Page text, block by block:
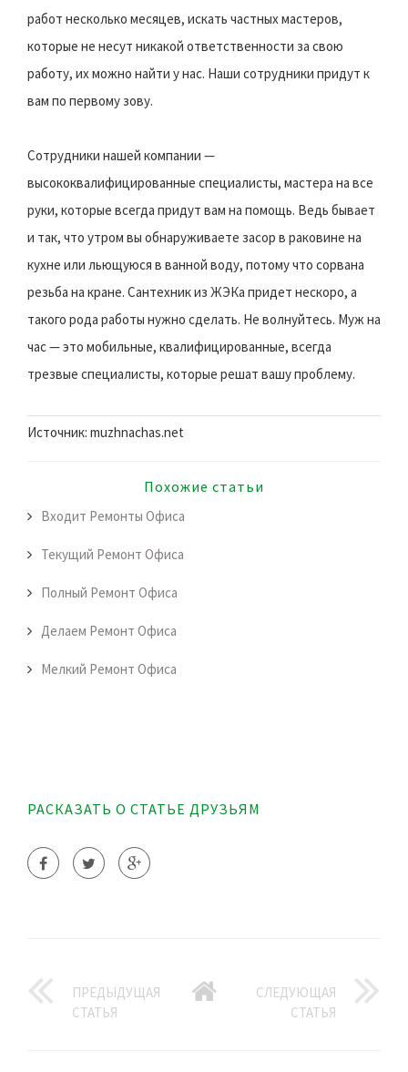
работ несколько месяцев, искать частных мастеров,
которые не несут никакой ответственности за свою
работу, их можно найти у нас. Наши сотрудники придут к
вам по первому зову.
Сотрудники нашей компании —
высококвалифицированные специалисты, мастера на все
руки, которые всегда придут вам на помощь. Ведь бывает
и так, что утром вы обнаруживаете засор в раковине на
кухне или льющуюся в ванной воду, потому что сорвана
резьба на кране. Сантехник из ЖЭКа придет нескоро, а
такого рода работы нужно сделать. Не волнуйтесь. Муж на
час — это мобильные, квалифицированные, всегда
трезвые специалисты, которые решат вашу проблему.
Источник: muzhnachas.net
Похожие статьи
Входит Ремонты Офиса
Текущий Ремонт Офиса
Полный Ремонт Офиса
Делаем Ремонт Офиса
Мелкий Ремонт Офиса
РАСКАЗАТЬ О СТАТЬЕ ДРУЗЬЯМ
ПРЕДЫДУЩАЯ
СТАТЬЯ
СЛЕДУЮЩАЯ
СТАТЬЯ